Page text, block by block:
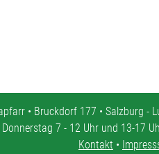
• Bruckdorf 177 • Salzburg -
7 - 12 Uhr und 13-17
Kontakt •